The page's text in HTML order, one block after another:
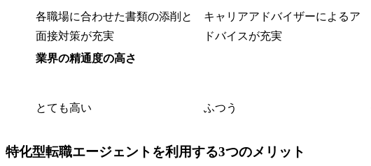
各職場に合わせた書類の添削と
面接対策が充実
キャリアアドバイザーによるア
ドバイスが充実
業界の精通度の高さ
とても高い ふつう
特化型転職エージェントを利用する3つのメリット